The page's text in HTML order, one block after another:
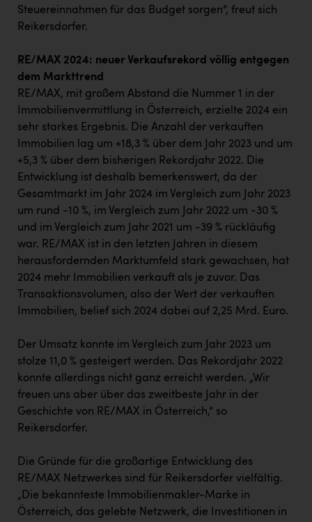
Steuereinnahmen für das Budget sorgen“, freut sich
Reikersdorfer.
RE/MAX 2024: neuer Verkaufsrekord völlig entgegen
dem Markttrend
RE/MAX, mit großem Abstand die Nummer 1 in der
Immobilienvermittlung in Österreich, erzielte 2024 ein
sehr starkes Ergebnis. Die Anzahl der verkauften
Immobilien lag um +18,3 % über dem Jahr 2023 und um
+5,3 % über dem bisherigen Rekordjahr 2022. Die
Entwicklung ist deshalb bemerkenswert, da der
Gesamtmarkt im Jahr 2024 im Vergleich zum Jahr 2023
um rund -10 %, im Vergleich zum Jahr 2022 um -30 %
und im Vergleich zum Jahr 2021 um -39 % rückläufig
war. RE/MAX ist in den letzten Jahren in diesem
herausfordernden Marktumfeld stark gewachsen, hat
2024 mehr Immobilien verkauft als je zuvor. Das
Transaktionsvolumen, also der Wert der verkauften
Immobilien, belief sich 2024 dabei auf 2,25 Mrd. Euro.
Der Umsatz konnte im Vergleich zum Jahr 2023 um
stolze 11,0 % gesteigert werden. Das Rekordjahr 2022
konnte allerdings nicht ganz erreicht werden. „Wir
freuen uns aber über das zweitbeste Jahr in der
Geschichte von RE/MAX in Österreich,“ so
Reikersdorfer.
Die Gründe für die großartige Entwicklung des
RE/MAX Netzwerkes sind für Reikersdorfer vielfältig.
„Die bekannteste Immobilienmakler-Marke in
Österreich, das gelebte Netzwerk, die Investitionen in